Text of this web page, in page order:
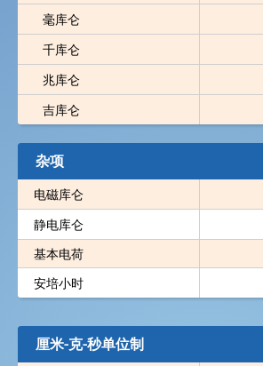
毫库仑
千库仑
兆库仑
吉库仑
杂项
电磁库仑
静电库仑
基本电荷
安培小时
厘米-克-秒单位制